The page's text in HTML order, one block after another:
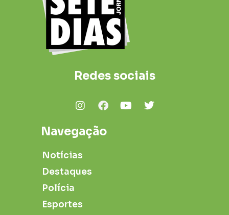
Redes sociais
Navegação
Notícias
Destaques
Polícia
Esportes